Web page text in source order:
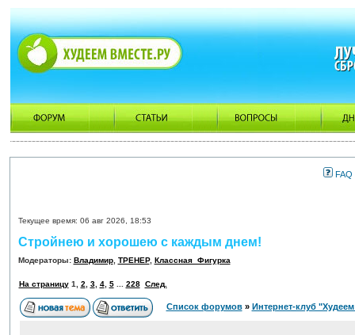
FAQ
Текущее время: 06 авг 2026, 18:53
Стройнею и хорошею с каждым днем!
Модераторы: Владимир, ТРЕНЕР, Классная_Фигурка
На страницу 1 2 3, 4, 5... 228 След.
Список форумов» Интернет-клуб